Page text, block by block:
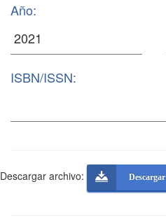
Año:
ISBN/ISSN:
Descargar archivo: Descargar